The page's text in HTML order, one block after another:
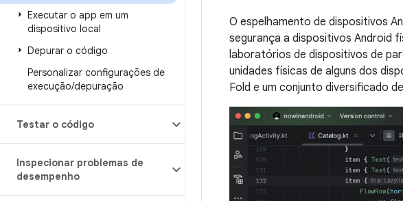
Executar o app em um
dispositivo local
Depurar o código
Personalizar configurações de
execução/depuração
Testar o código
Inspecionar problemas de
desempenho
O espelhamento de dispositivos
segurança a dispositivos Android
laboratórios de dispositivos de
unidades físicas de alguns dos
Fold e um conjunto diversificado